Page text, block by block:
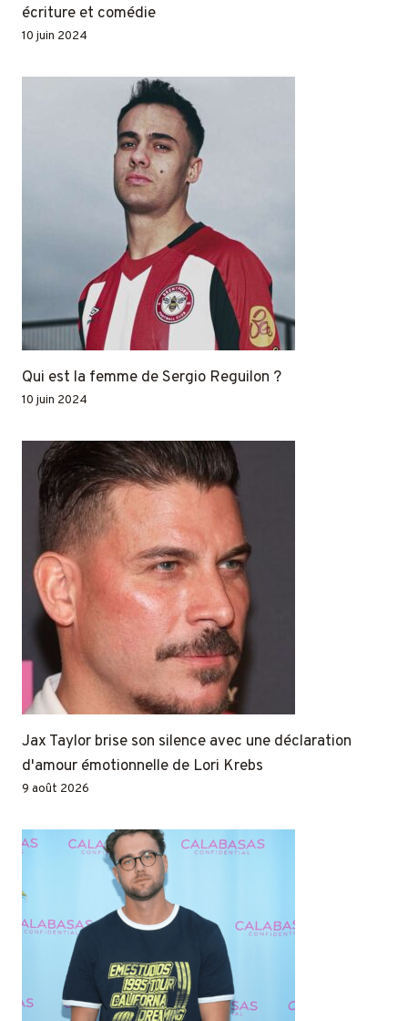
écriture et comédie
10 juin 2024
Qui est la femme de Sergio Reguilon ?
10 juin 2024
Jax Taylor brise son silence avec une déclaration
d'amour émotionnelle de Lori Krebs
9 août 2026